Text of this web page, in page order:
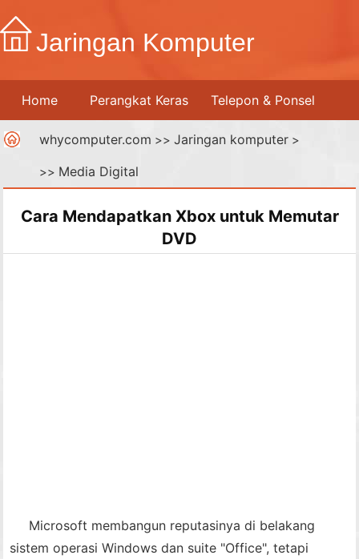
Jaringan Komputer
Home Perangkat Keras Telepon & Ponsel
Printer Jaringan Komputer Internet
Media Digital
whycomputer.com >> Jaringan komputer>
>> Media Digital
Cara Mendapatkan Xbox untuk Memutar
DVD
Microsoft membangun reputasinya di belakang
sistem operasi Windows dan suite "Office", tetapi